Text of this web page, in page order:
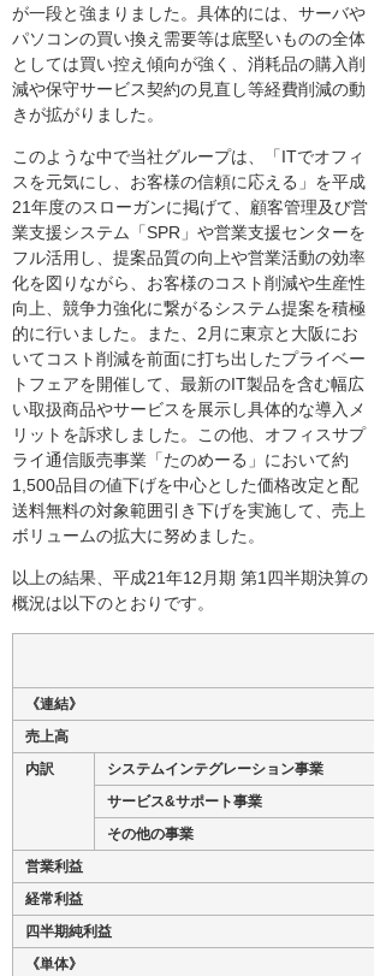
が一段と強まりました。具体的には、サーバや
パソコンの買い換え需要等は底堅いものの全体
としては買い控え傾向が強く、消耗品の購入削
減や保守サービス契約の見直し等経費削減の動
きが拡がりました。
このような中で当社グループは、「ITでオフィ
スを元気にし、お客様の信頼に応える」を平成
21年度のスローガンに掲げて、顧客管理及び営
業支援システム「SPR」や営業支援センターを
フル活用し、提案品質の向上や営業活動の効率
化を図りながら、お客様のコスト削減や生産性
向上、競争力強化に繋がるシステム提案を積極
的に行いました。また、2月に東京と大阪にお
いてコスト削減を前面に打ち出したプライベー
トフェアを開催して、最新のIT製品を含む幅広
い取扱商品やサービスを展示し具体的な導入メ
リットを訴求しました。この他、オフィスサプ
ライ通信販売事業「たのめーる」において約
1,500品目の値下げを中心とした価格改定と配
送料無料の対象範囲引き下げを実施して、売上
ボリュームの拡大に努めました。
以上の結果、平成21年12月期 第1四半期決算の
概況は以下のとおりです。
《連結》
売上高
内訳
システムインテグレーション事業
サービス&サポート事業
その他の事業
営業利益
経常利益
四半期純利益
《単体》